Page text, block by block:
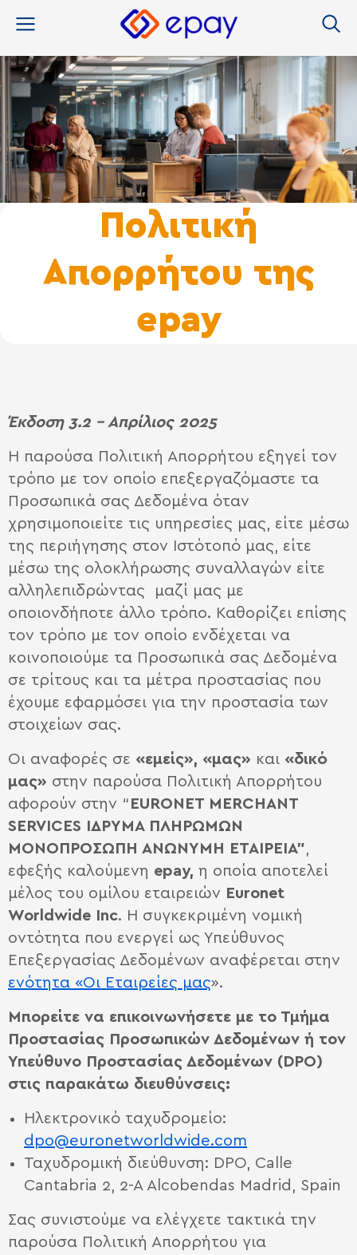
περιεχόμενο
Πολιτική
Απορρήτου της
epay
Έκδοση 3.2 – Απρίλιος 2025
Η παρούσα Πολιτική Απορρήτου εξηγεί τον
τρόπο με τον οποίο επεξεργαζόμαστε τα
Προσωπικά σας Δεδομένα όταν
χρησιμοποιείτε τις υπηρεσίες μας, είτε μέσω
της περιήγησης στον Ιστότοπό μας, είτε
μέσω της ολοκλήρωσης συναλλαγών είτε
αλληλεπιδρώντας μαζί μας με
οποιονδήποτε άλλο τρόπο. Καθορίζει επίσης
τον τρόπο με τον οποίο ενδέχεται να
κοινοποιούμε τα Προσωπικά σας Δεδομένα
σε τρίτους και τα μέτρα προστασίας που
έχουμε εφαρμόσει για την προστασία των
στοιχείων σας.
Οι αναφορές σε «εμείς», «μας» και «δικό
μας» στην παρούσα Πολιτική Απορρήτου
αφορούν στην “ EURONET MERCHANT
SERVICES ΙΔΡΥΜΑ ΠΛΗΡΩΜΩΝ
ΜΟΝΟΠΡΟΣΩΠΗ ΑΝΩΝΥΜΗ ΕΤΑΙΡΕΙΑ”,
εφεξής καλούμενη epay, η οποία αποτελεί
μέλος του ομίλου εταιρειών Euronet
Worldwide Inc. Η συγκεκριμένη νομική
οντότητα που ενεργεί ως Υπεύθυνος
Επεξεργασίας Δεδομένων αναφέρεται στην
ενότητα «Οι Εταιρείες μας».
Μπορείτε να επικοινωνήσετε με το Τμήμα
Προστασίας Προσωπικών Δεδομένων ή τον
Υπεύθυνο Προστασίας Δεδομένων (DPO)
στις παρακάτω διευθύνσεις:
Ηλεκτρονικό ταχυδρομείο:
dpo@euronetworldwide.com
Ταχυδρομική διεύθυνση: DPO, Calle
Cantabria 2, 2-A Alcobendas Madrid, Spain
Σας συνιστούμε να ελέγχετε τακτικά την
παρούσα Πολιτική Απορρήτου για